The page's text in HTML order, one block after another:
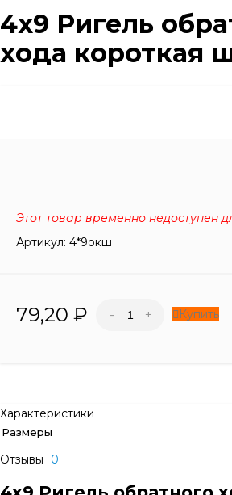
4х9 Ригель
хода короткая
Этот товар временно недоступен
Артикул: 4*9окш
79,20 ₽ - + Купить
Характеристики
Размеры
Отзывы 0